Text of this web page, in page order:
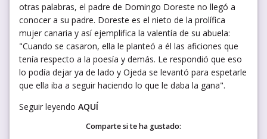
otras palabras, el padre de Domingo Doreste no llegó a
conocer a su padre. Doreste es el nieto de la prolífica
mujer canaria y así ejemplifica la valentía de su abuela:
"Cuando se casaron, ella le planteó a él las aficiones que
tenía respecto a la poesía y demás. Le respondió que eso
lo podía dejar ya de lado y Ojeda se levantó para espetarle
que ella iba a seguir haciendo lo que le daba la gana".
Seguir leyendo AQUÍ
Comparte si te ha gustado: